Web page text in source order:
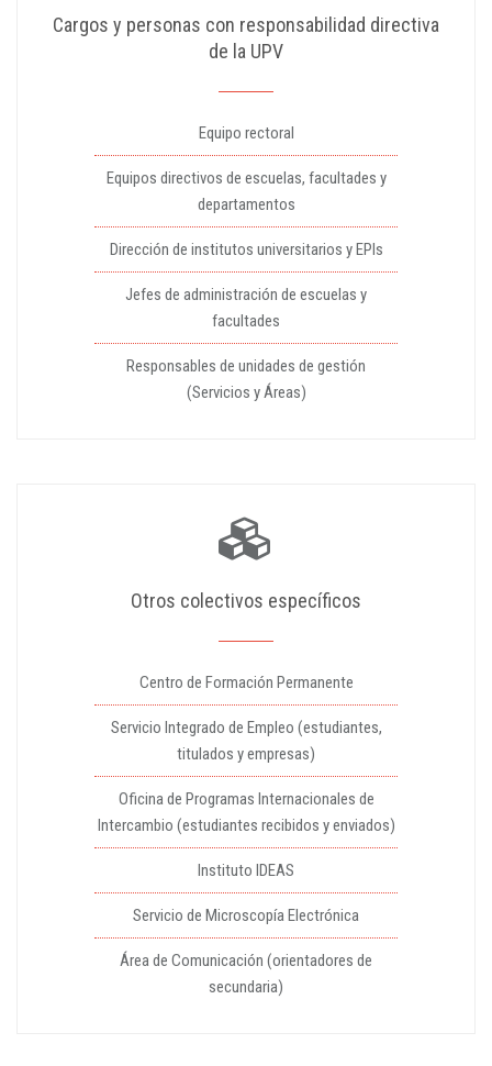
Cargos y personas con responsabilidad directiva
de la UPV
Equipo rectoral
Equipos directivos de escuelas, facultades y
departamentos
Dirección de institutos universitarios y EPIs
Jefes de administración de escuelas y
facultades
Responsables de unidades de gestión
(Servicios y Áreas)
Otros colectivos específicos
Centro de Formación Permanente
Servicio Integrado de Empleo (estudiantes,
titulados y empresas)
Oficina de Programas Internacionales de
Intercambio (estudiantes recibidos y enviados)
Instituto IDEAS
Servicio de Microscopía Electrónica
Área de Comunicación (orientadores de
secundaria)